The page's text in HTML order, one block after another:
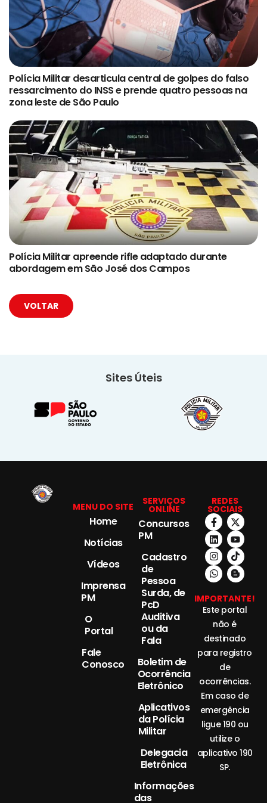
Polícia Militar desarticula central de golpes do falso
ressarcimento do INSS e prende quatro pessoas na
zona leste de São Paulo
Polícia Militar apreende rifle adaptado durante
abordagem em São José dos Campos
VOLTAR
Sites Úteis
MENU DO SITE
Home
Notícias
Vídeos
Imprensa
PM
O
Portal
Fale
Conosco
SERVIÇOS
ONLINE
Concursos
PM
Cadastro
de
Pessoa
Surda, de
PcD
Auditiva
ou da
Fala
Boletim de
Ocorrência
Eletrônico
Aplicativos
da Polícia
Militar
Delegacia
Eletrônica
Informações
das
REDES
SOCIAIS
IMPORTANTE!
Este portal
não é
destinado
para registro
de
ocorrências.
Em caso de
emergência
ligue 190 ou
utilize o
aplicativo 190
SP.